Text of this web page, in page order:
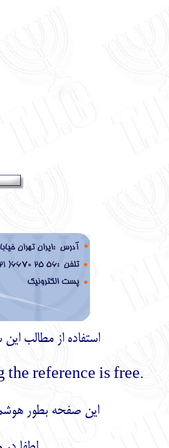
استفاده از مطالب
.Using the materials of this site with mentioning the reference is free
این صفحه بطور